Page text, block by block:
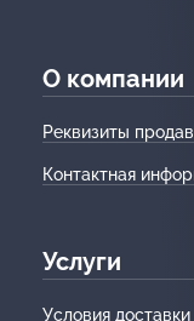
О компании
Реквизиты
Контактная
Услуги
Условия доставки